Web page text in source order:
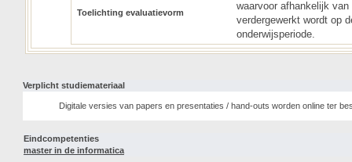
Toelichting evaluatievorm
waarvoor afhankelijk
verdergewerkt wordt op
onderwijsperiode.
Verplicht studiemateriaal
Digitale versies van papers en presentaties / hand-outs worden online ter
Eindcompetenties
master in de informatica